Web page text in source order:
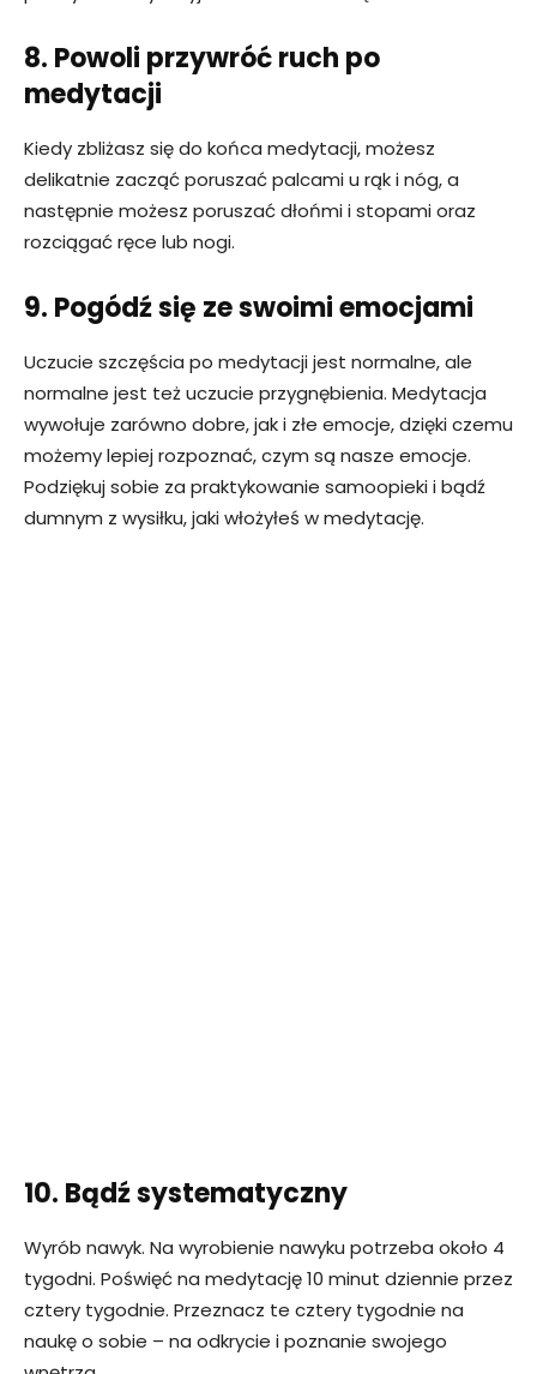
8. Powoli przywróć ruch po
medytacji
Kiedy zbliżasz się do końca medytacji, możesz
delikatnie zacząć poruszać palcami u rąk i nóg, a
następnie możesz poruszać dłońmi i stopami oraz
rozciągać ręce lub nogi.
9. Pogódź się ze swoimi emocjami
Uczucie szczęścia po medytacji jest normalne, ale
normalne jest też uczucie przygnębienia. Medytacja
wywołuje zarówno dobre, jak i złe emocje, dzięki czemu
możemy lepiej rozpoznać, czym są nasze emocje.
Podziękuj sobie za praktykowanie samoopieki i bądź
dumnym z wysiłku, jaki włożyłeś w medytację.
10. Bądź systematyczny
Wyrób nawyk. Na wyrobienie nawyku potrzeba około 4
tygodni. Poświęć na medytację 10 minut dziennie przez
cztery tygodnie. Przeznacz te cztery tygodnie na
naukę o sobie – na odkrycie i poznanie swojego